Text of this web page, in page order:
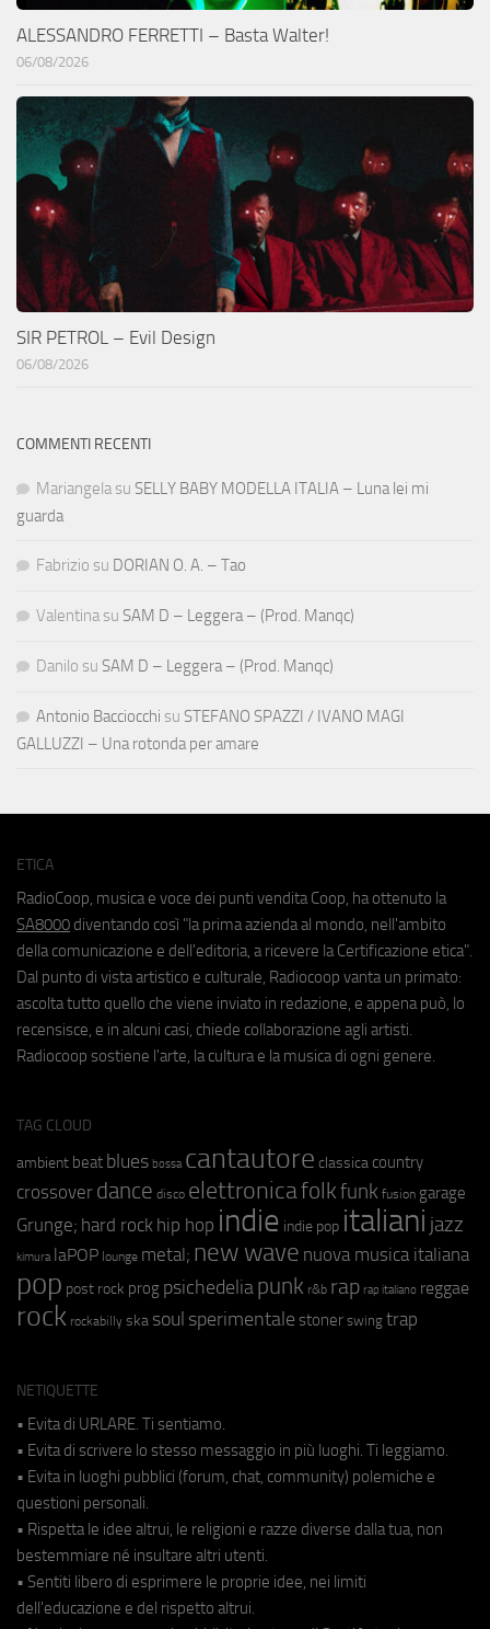
ALESSANDRO FERRETTI – Basta Walter!
06/08/2026
SIR PETROL – Evil Design
06/08/2026
COMMENTI RECENTI
Mariangela su SELLY BABY MODELLA ITALIA – Luna lei mi
guarda
Fabrizio su DORIAN O. A. – Tao
Valentina su SAM D – Leggera – (Prod. Manqc)
Danilo su SAM D – Leggera – (Prod. Manqc)
Antonio Bacciocchi su STEFANO SPAZZI / IVANO MAGI
GALLUZZI – Una rotonda per amare
ETICA
RadioCoop, musica e voce dei punti vendita Coop, ha ottenuto la
SA8000 diventando così "la prima azienda al mondo, nell'ambito
della comunicazione e dell'editoria, a ricevere la Certificazione etica".
Dal punto di vista artistico e culturale, Radiocoop vanta un primato:
ascolta tutto quello che viene inviato in redazione, e appena può, lo
recensisce, e in alcuni casi, chiede collaborazione agli artisti.
Radiocoop sostiene l'arte, la cultura e la musica di ogni genere.
TAG CLOUD
ambient beat blues bossa cantautore classica country
crossover dance disco elettronicafolkfunk fusion garage
Grunge; hard rock hip hop indie indie pop italiani jazz
kimura laPOP lounge metal; new wave nuova musica italiana
pop post rock prog psichedeliapunk r&b rap rap italiano reggae
rock rockabilly ska soul sperimentale stoner swing trap
NETIQUETTE
• Evita di URLARE. Ti sentiamo.
• Evita di scrivere lo stesso messaggio in più luoghi. Ti leggiamo.
• Evita in luoghi pubblici (forum, chat, community) polemiche e
questioni personali.
• Rispetta le idee altrui, le religioni e razze diverse dalla tua, non
bestemmiare né insultare altri utenti.
• Sentiti libero di esprimere le proprie idee, nei limiti
dell'educazione e del rispetto altrui.